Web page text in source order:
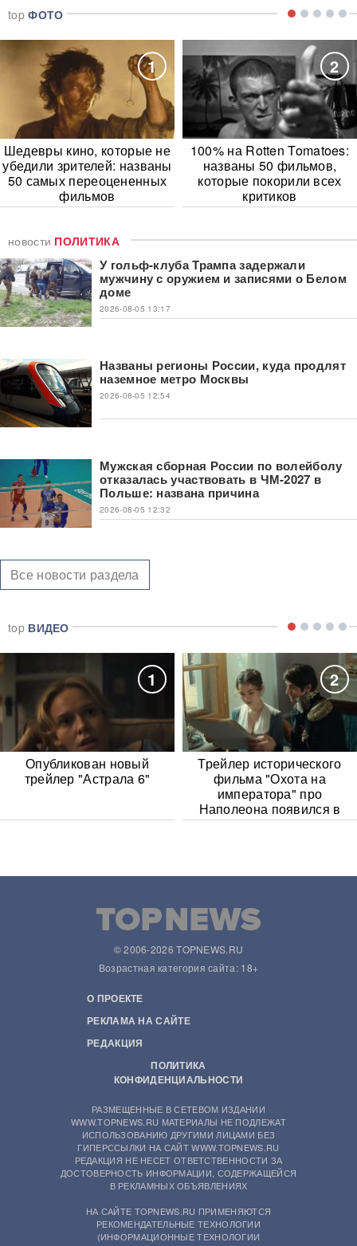
topФОТО
1
Шедевры кино, которые не
убедили зрителей: названы
50 самых переоцененных
фильмов
2
100% на Rotten Tomatoes:
названы 50 фильмов,
которые покорили всех
критиков
новости ПОЛИТИКА
У гольф-клуба Трампа задержали
мужчину с оружием и записями о Белом
доме
2026-08-05 13:17
Названы регионы России, куда продлят
наземное метро Москвы
2026-08-05 12:54
Мужская сборная России по волейболу
отказалась участвовать в ЧМ-2027 в
Польше: названа причина
2026-08-05 12:32
Все новости раздела
top ВИДЕО
1
Опубликован новый
трейлер "Астрала 6"
2
Трейлер исторического
фильма "Охота на
императора" про
Наполеона появился в
Сети
© 2006-2026 TOPNEWS.RU
Возрастная категория сайта: 18+
О ПРОЕКТЕ
РЕКЛАМА НА САЙТЕ
РЕДАКЦИЯ
ПОЛИТИКА
КОНФИДЕНЦИАЛЬНОСТИ
РАЗМЕЩЕННЫЕ В СЕТЕВОМ ИЗДАНИИ
WWW.TOPNEWS.RU МАТЕРИАЛЫ НЕ ПОДЛЕЖАТ
ИСПОЛЬЗОВАНИЮ ДРУГИМИ ЛИЦАМИ БЕЗ
ГИПЕРССЫЛКИ НА САЙТ WWW.TOPNEWS.RU
РЕДАКЦИЯ НЕ НЕСЕТ ОТВЕТСТВЕННОСТИ ЗА
ДОСТОВЕРНОСТЬ ИНФОРМАЦИИ, СОДЕРЖАЩЕЙСЯ
В РЕКЛАМНЫХ ОБЪЯВЛЕНИЯХ
НА САЙТЕ TOPNEWS.RU ПРИМЕНЯЮТСЯ
РЕКОМЕНДАТЕЛЬНЫЕ ТЕХНОЛОГИИ
(ИНФОРМАЦИОННЫЕ ТЕХНОЛОГИИ